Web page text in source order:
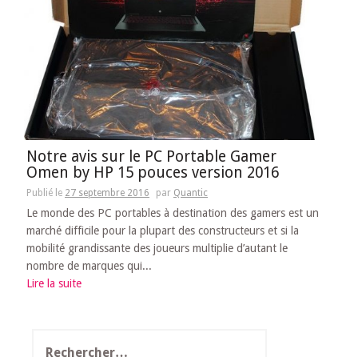
Notre avis sur le PC Portable Gamer
Omen by HP 15 pouces version 2016
Publié le 27 septembre 2016 par Quantic
Le monde des PC portables à destination des gamers est un
marché difficile pour la plupart des constructeurs et si la
mobilité grandissante des joueurs multiplie d’autant le
nombre de marques qui...
Lire la suite